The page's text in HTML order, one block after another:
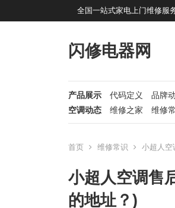
全国一站式家电上门维修服
闪修电器网
产品展示 代码定义 品牌
空调动态
维修之家 维修
首页 维修常识 小超人空
小超人空调售
的地址？)